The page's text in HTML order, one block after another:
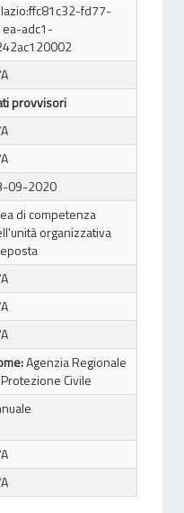
fd77-
adc1-
provvisori
09-2020
di competenza
organizzativa
Agenzia Regionale
Civile